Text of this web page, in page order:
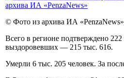
© Фото из архива ИА «PenzaNews»
Всего в регионе подтверждено
выздоровевших — 215 тыс. 616.
Умерли 6 тыс. 205 человек. За